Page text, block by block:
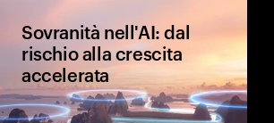
Sovranità nell'AI: dal
rischio alla crescita
accelerata